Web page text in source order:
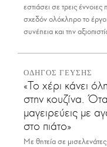
εστιάσει σε τρεις
σχεδόν ολόκληρο το έργο:
συνέπεια και την
ΟΔΗΓΟΣ ΓΕΥΣΗΣ
«Το χέρι κάνει
στην κουζίνα.
μαγειρεύεις με
στο πιάτο»
Με θητεία σε μισελενάτες